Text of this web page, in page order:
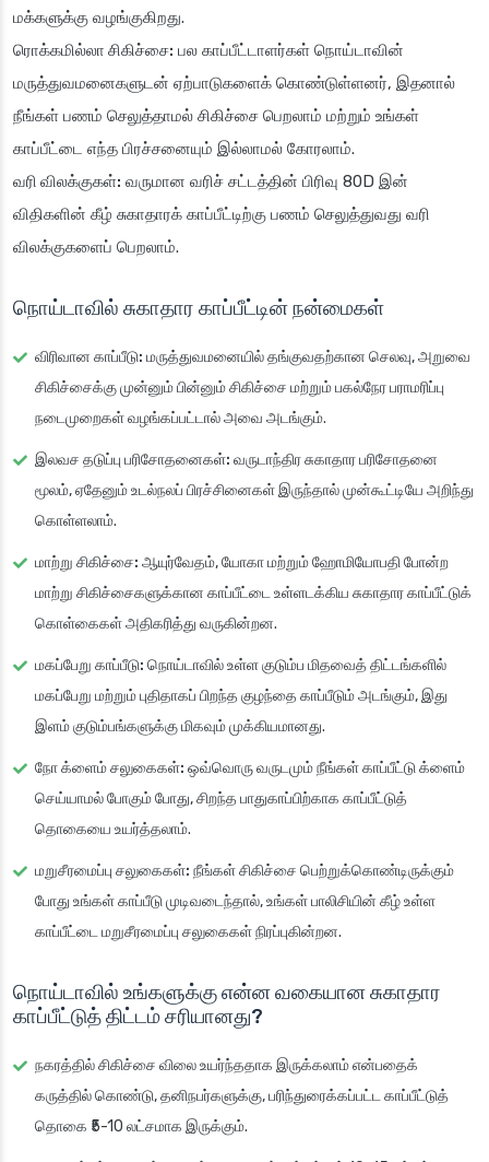
மக்களுக்கு வழங்குகிறது.
ரொக்கமில்லா சிகிச்சை: பல காப்பீட்டாளர்கள் நொய்டாவின்
மருத்துவமனைகளுடன் ஏற்பாடுகளைக் கொண்டுள்ளனர், இதனால்
நீங்கள் பணம் செலுத்தாமல் சிகிச்சை பெறலாம் மற்றும் உங்கள்
காப்பீட்டை எந்த பிரச்சனையும் இல்லாமல் கோரலாம்.
வரி விலக்குகள்: வருமான வரிச் சட்டத்தின் பிரிவு 80D இன்
விதிகளின் கீழ் சுகாதாரக் காப்பீட்டிற்கு பணம் செலுத்துவது வரி
விலக்குகளைப் பெறலாம்.
நொய்டாவில் சுகாதார காப்பீட்டின் நன்மைகள்
விரிவான காப்பீடு: மருத்துவமனையில் தங்குவதற்கான செலவு, அறுவை
சிகிச்சைக்கு முன்னும் பின்னும் சிகிச்சை மற்றும் பகல்நேர பராமரிப்பு
நடைமுறைகள் வழங்கப்பட்டால் அவை அடங்கும்.
இலவச தடுப்பு பரிசோதனைகள்: வருடாந்திர சுகாதார பரிசோதனை
மூலம், ஏதேனும் உடல்நலப் பிரச்சினைகள் இருந்தால் முன்கூட்டியே அறிந்து
கொள்ளலாம்.
மாற்று சிகிச்சை: ஆயுர்வேதம், யோகா மற்றும் ஹோமியோபதி போன்ற
மாற்று சிகிச்சைகளுக்கான காப்பீட்டை உள்ளடக்கிய சுகாதார காப்பீட்டுக்
கொள்கைகள் அதிகரித்து வருகின்றன.
மகப்பேறு காப்பீடு: நொய்டாவில் உள்ள குடும்ப மிதவைத் திட்டங்களில்
மகப்பேறு மற்றும் புதிதாகப் பிறந்த குழந்தை காப்பீடும் அடங்கும், இது
இளம் குடும்பங்களுக்கு மிகவும் முக்கியமானது.
நோ க்ளைம் சலுகைகள்: ஒவ்வொரு வருடமும் நீங்கள் காப்பீட்டு க்ளைம்
செய்யாமல் போகும் போது, சிறந்த பாதுகாப்பிற்காக காப்பீட்டுத்
தொகையை உயர்த்தலாம்.
மறுசீரமைப்பு சலுகைகள்: நீங்கள் சிகிச்சை பெற்றுக்கொண்டிருக்கும்
போது உங்கள் காப்பீடு முடிவடைந்தால், உங்கள் பாலிசியின் கீழ் உள்ள
காப்பீட்டை மறுசீரமைப்பு சலுகைகள் நிரப்புகின்றன.
நொய்டாவில் உங்களுக்கு என்ன வகையான சுகாதார
காப்பீட்டுத் திட்டம் சரியானது?
நகரத்தில் சிகிச்சை விலை உயர்ந்ததாக இருக்கலாம் என்பதைக்
கருத்தில் கொண்டு, தனிநபர்களுக்கு, பரிந்துரைக்கப்பட்ட காப்பீட்டுத்
தொகை ₹5-10 லட்சமாக இருக்கும்.